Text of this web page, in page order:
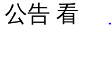
公告